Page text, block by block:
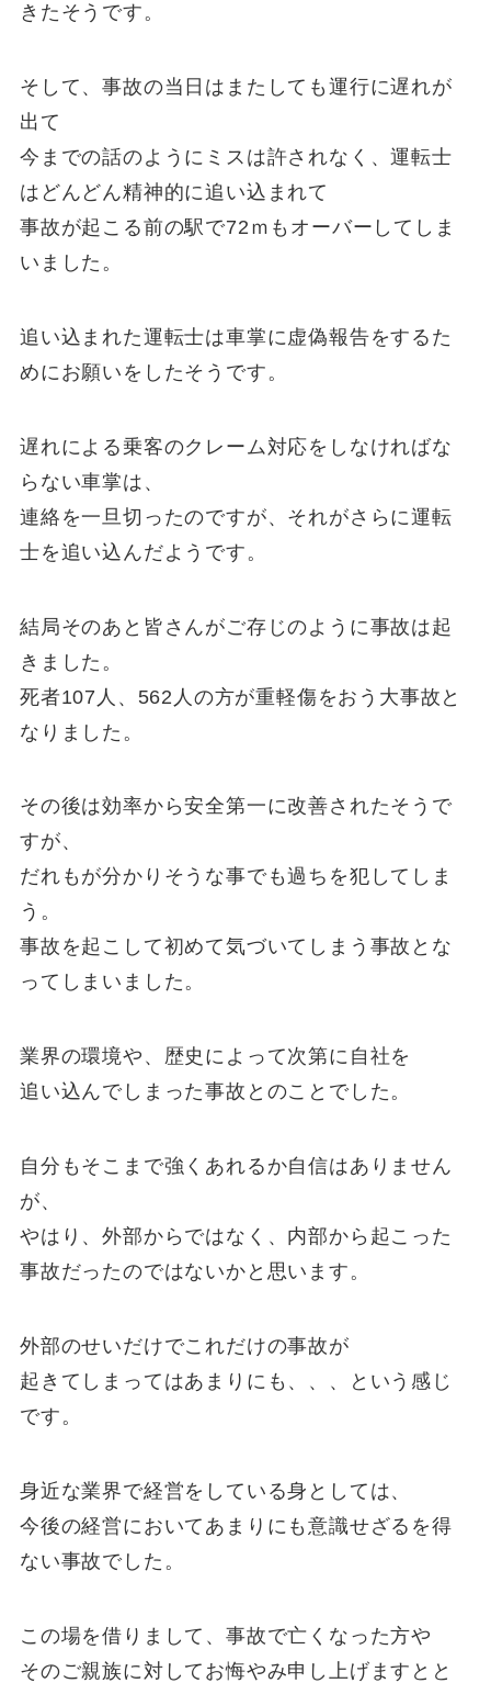
きたそうです。
そして、事故の当日はまたしても運行に遅れが
出て
今までの話のようにミスは許されなく、運転士
はどんどん精神的に追い込まれて
事故が起こる前の駅で72ｍもオーバーしてしま
いました。
追い込まれた運転士は車掌に虚偽報告をするた
めにお願いをしたそうです。
遅れによる乗客のクレーム対応をしなければな
らない車掌は、
連絡を一旦切ったのですが、それがさらに運転
士を追い込んだようです。
結局そのあと皆さんがご存じのように事故は起
きました。
死者107人、562人の方が重軽傷をおう大事故と
なりました。
その後は効率から安全第一に改善されたそうで
すが、
だれもが分かりそうな事でも過ちを犯してしま
う。
事故を起こして初めて気づいてしまう事故とな
ってしまいました。
業界の環境や、歴史によって次第に自社を
追い込んでしまった事故とのことでした。
自分もそこまで強くあれるか自信はありません
が、
やはり、外部からではなく、内部から起こった
事故だったのではないかと思います。
外部のせいだけでこれだけの事故が
起きてしまってはあまりにも、、、という感じ
です。
身近な業界で経営をしている身としては、
今後の経営においてあまりにも意識せざるを得
ない事故でした。
この場を借りまして、事故で亡くなった方や
そのご親族に対してお悔やみ申し上げますとと